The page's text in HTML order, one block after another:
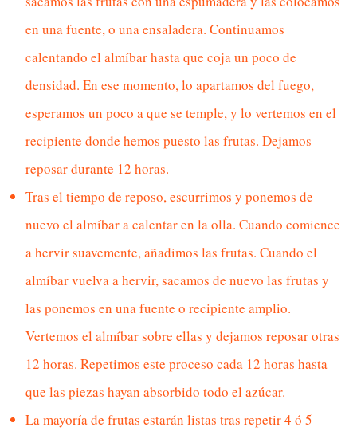
en una fuente, o una ensaladera. Continuamos
calentando el almíbar hasta que coja un poco de
densidad. En ese momento, lo apartamos del fuego,
esperamos un poco a que se temple, y lo vertemos en el
recipiente donde hemos puesto las frutas. Dejamos
reposar durante 12 horas.
Tras el tiempo de reposo, escurrimos y ponemos de
nuevo el almíbar a calentar en la olla. Cuando comience
a hervir suavemente, añadimos las frutas. Cuando el
almíbar vuelva a hervir, sacamos de nuevo las frutas y
las ponemos en una fuente o recipiente amplio.
Vertemos el almíbar sobre ellas y dejamos reposar otras
12 horas. Repetimos este proceso cada 12 horas hasta
que las piezas hayan absorbido todo el azúcar.
La mayoría de frutas estarán listas tras repetir 4 ó 5